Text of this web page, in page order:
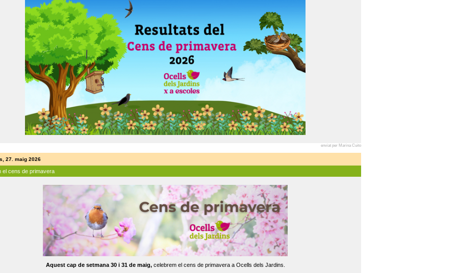
enviat per Marina Cuito
27. maig 2026
el cens de primavera
Aquest cap de setmana 30 i 31 de maig,celebrem el cens de primavera a Ocells dels Jardins.